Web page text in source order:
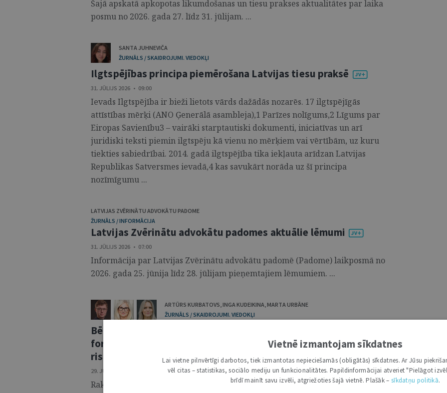
Šajā apskatā apkopotas likumdošanas un tiesu prakses aktualitātes par laika
posmu no 2026. gada 27. līdz 31. jūlijam. ...
SANTA JUHNEVIČA
ŽURNĀLS / SKAIDROJUMI. VIEDOKĻI
Ilgtspējības principa piemērošana Latvijas tiesu praksē
31. JŪLIJS 2026 • 09:00
Ievads Ilgtspējība ir bieži lietots vārds dažādās nozarēs. 17 ilgtspējīgās
attīstības mērķi (ANO Ģenerālā asambleja),1 Parīzes nolīgums,2 Līgums par
Eiropas Savienību3 – vairāki starptautiski dokumenti, iniciatīvas un arī
juridiski teksti piemin ilgtspēju kā vienu no mērķiem vai vērtībām, uz kuru
tiekties sabiedrībai. 2014. gadā ilgtspējība tika iekļauta arīdzan Latvijas
Republikas Satversmes ievadā,4 kas savukārt norāda uz šī principa
nozīmīgumu ...
LATVIJAS ZVĒRINĀTU ADVOKĀTU PADOME
ŽURNĀLS / INFORMĀCIJA
Latvijas Zvērinātu advokātu padomes aktuālie lēmumi
31. JŪLIJS 2026 • 07:00
Informācija par Latvijas Zvērinātu advokātu padomē (Padome) laikposmā no
2026. gada 25. jūnija līdz 28. jūlijam pieņemtajiem lēmumiem. ...
ARTŪRS KURBATOVS,INGA KUDEIKINA,MARTA URBĀNE
ŽURNĀLS / SKAIDROJUMI. VIEDOKĻI
Bērna labākās intereses civilprocesā: starp procesuālo
formālismu un pienākumu nekavējoties reaģēt uz drošības
riskiem
29. JŪLIJS 2026 • 08:00
Raksta mērķis ir pamatot, ka bērna viedoklis un iespējamie drošības riski
Vietnē izmantojam sīkdatnes
Lai vietne pilnvērtīgi darbotos, tiek izmantotas nepieciešamās (obligātās) sīkdatnes. Ar Jūsu
vēl citas – statistikas, sociālo mediju un funkcionalitātes. Papildinformācijai atveriet "Pielāgot
brīdī mainīt savu izvēli, atgriežoties šajā vietnē. Plašāk – sīkdatņu politikā.